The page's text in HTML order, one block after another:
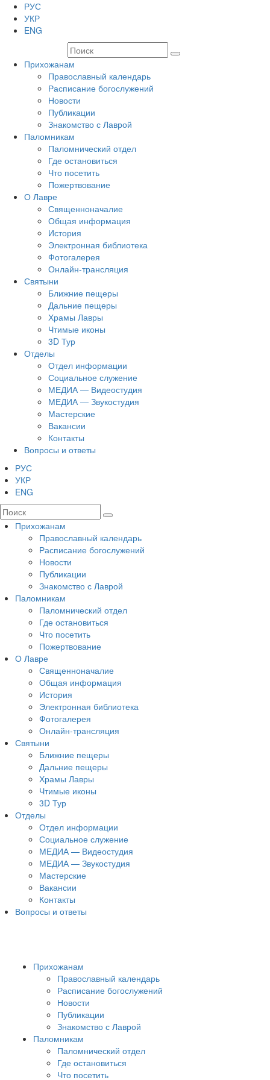
РУС
УКР
ENG
Прихожанам
Православный календарь
Расписание богослужений
Новости
Публикации
Знакомство с Лаврой
Паломникам
Паломнический отдел
Где остановиться
Что посетить
Пожертвование
О Лавре
Священноначалие
Общая информация
История
Электронная библиотека
Фотогалерея
Онлайн-трансляция
Святыни
Ближние пещеры
Дальние пещеры
Храмы Лавры
Чтимые иконы
3D Тур
Отделы
Отдел информации
Социальное служение
МЕДИА — Видеостудия
МЕДИА — Звукостудия
Мастерские
Вакансии
Контакты
Вопросы и ответы
РУС
УКР
ENG
Прихожанам
Православный календарь
Расписание богослужений
Новости
Публикации
Знакомство с Лаврой
Паломникам
Паломнический отдел
Где остановиться
Что посетить
Пожертвование
О Лавре
Священноначалие
Общая информация
История
Электронная библиотека
Фотогалерея
Онлайн-трансляция
Святыни
Ближние пещеры
Дальние пещеры
Храмы Лавры
Чтимые иконы
3D Тур
Отделы
Отдел информации
Социальное служение
МЕДИА — Видеостудия
МЕДИА — Звукостудия
Мастерские
Вакансии
Контакты
Вопросы и ответы
Прихожанам
Православный календарь
Расписание богослужений
Новости
Публикации
Знакомство с Лаврой
Паломникам
Паломнический отдел
Где остановиться
Что посетить